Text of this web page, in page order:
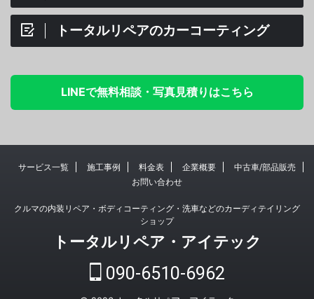
トータルリペアのカーコーティング
LINEで無料相談・写真見積りはこちら
サービス一覧 施工事例 料金表 企業概要
中古車/部品販売
お問い合わせ
クルマの内装リペア・ボディコーティング・洗車などのカーディテイリング
ショップ
トータルリペア・アイテック
090-6510-6962